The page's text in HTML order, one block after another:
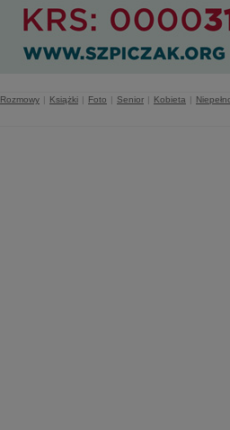
Rozmowy | Książki | Foto | Senior | Kobieta |